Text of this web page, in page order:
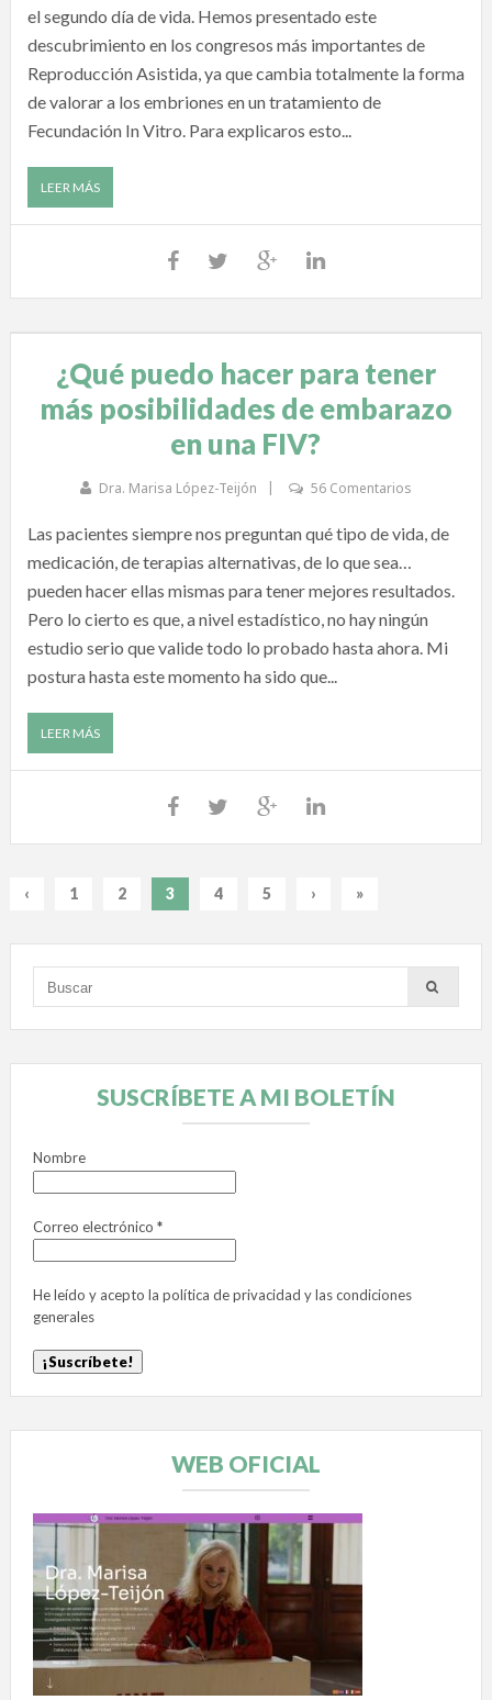
el segundo día de vida. Hemos presentado este
descubrimiento en los congresos más importantes de
Reproducción Asistida, ya que cambia totalmente la forma
de valorar a los embriones en un tratamiento de
Fecundación In Vitro. Para explicaros esto...
LEER MÁS
¿Qué puedo hacer para tener
más posibilidades de embarazo
en una FIV?
Dra. Marisa López-Teijón 56 Comentarios
Las pacientes siempre nos preguntan qué tipo de vida, de
medicación, de terapias alternativas, de lo que sea…
pueden hacer ellas mismas para tener mejores resultados.
Pero lo cierto es que, a nivel estadístico, no hay ningún
estudio serio que valide todo lo probado hasta ahora. Mi
postura hasta este momento ha sido que...
LEER MÁS
‹ 1 2 3 4 5 › »
SUSCRÍBETE A MI BOLETÍN
Nombre
Correo electrónico *
He leído y acepto la política de privacidad y lascondiciones
generales
WEB OFICIAL